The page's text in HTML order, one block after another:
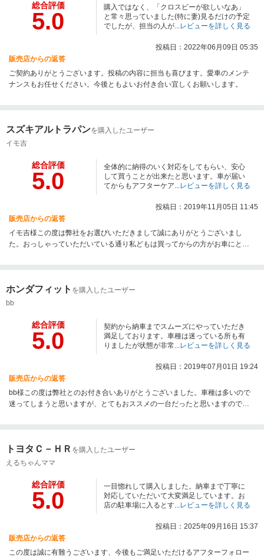
総合評価
5.0
購入ではなく、「クロスビーが欲しいなあ」
と常々思っていました(特に妻)見るだけの予定
でしたが、担当の人が...レビューを詳しく見る
投稿日：2022年06月09日 05:35
販売店からの返答
ご契約ありがとうございます。投稿の内容に担当も喜びます。愛車のメンテ
ナンスもお任せください。今後ともよいお付き合い宜しくお願いします。
スズキアルトラパンを購入したユーザー
イモ吉
総合評価
5.0
全体的に納得のいく対応をしてもらい、安心
して買うことが出来たと思います。車が届い
てからもアフターケア...レビューを詳しく見る
投稿日：2019年11月05日 11:45
販売店からの返答
イモ吉様この度は弊社をお選びいただきまして誠にありがとうございまし
た。おっしゃっていただいている通り私どもは買ってからの方がお車にとっ
ます。
ホンダフィット を購入したユーザー
bb
総合評価
5.0
契約から納車までスムーズにやっていただき
満足しております。車種は迷っている所も有
りましたが状態が非常...レビューを詳しく見る
投稿日：2019年07月01日 19:24
販売店からの返答
bb様この度は弊社とのお付き合いありがとうございました。車種は多いので
迷ってしまうと思いますが、とてもおススメの一台だったと思いますのでご
だく際に私共でのメンテナンス等精一杯のお手伝いをさせていただけたらと
トヨタＣ－ＨＲ を購入したユーザー
えるちゃんママ
総合評価
5.0
一目惚れして購入しました。納車まで丁寧に
対応していただいて大変満足しています。お
店の駐車場に入るとす...レビューを詳しく見る
投稿日：2025年09月16日 15:37
販売店からの返答
この度は誠に有難うございます、今後もご満足いただけるアフターフォロー